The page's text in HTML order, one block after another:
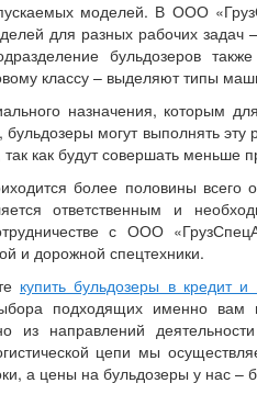
моделей. В ООО
для разных рабочих
бульдозеров
классу – выделяют типы
назначения, которым
бульдозеры могут выполнять
как будут совершать меньше
более половины
ответственным и
с ООО
и дорожной спецтехники.
купить бульдозеры в кредит и
подходящих именно
из направлений
цепи мы
а цены на бульдозеры у нас –